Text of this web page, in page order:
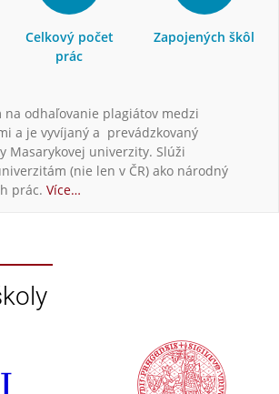
Celkový počet
prác
Zapojených škôl
na odhaľovanie plagiátov medzi
a je vyvíjaný a prevádzkovaný
Masarykovej univerzity. Slúži
(nie len v ČR) ako národný
prác. Více…